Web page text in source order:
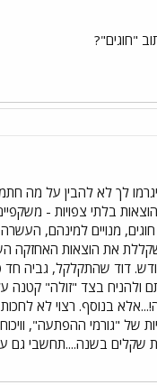
"חוגים"?
- כלכלה, מדור, ביטוח רפואי, שכ"ל- כאן זה כולל
שיעוריי תיגבור... 3) "מותרות" -
את הוצאות האחזקה
20% מערך הסכום הקבוע בחודש.
ולהניח בצד "זולה" קטנה
לא מתוכה!...אלא בנוסף.
של "גורמי ההפתעה",
שקלים בשנה....תחשבי גם